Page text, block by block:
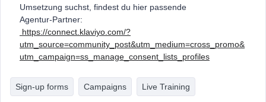
Umsetzung suchst, findest du hier passende
Agentur‑Partner:
https://connect.klaviyo.com/?
utm_source=community_post&utm_medium=cross_promo&
utm_campaign=ss_manage_consent_lists_profiles
Sign-up forms Campaigns Live Training